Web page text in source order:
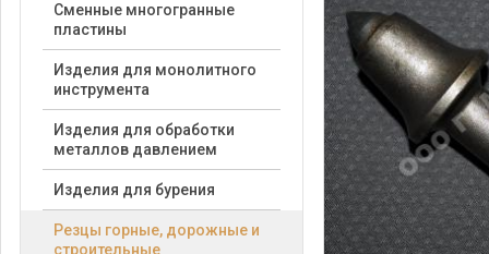
Cменные многогранные
пластины
Изделия для монолитного
инструмента
Изделия для обработки
металлов давлением
Изделия для бурения
Резцы горные, дорожные и
строительные
ДОБАВИТЬ В КОРЗИНУ